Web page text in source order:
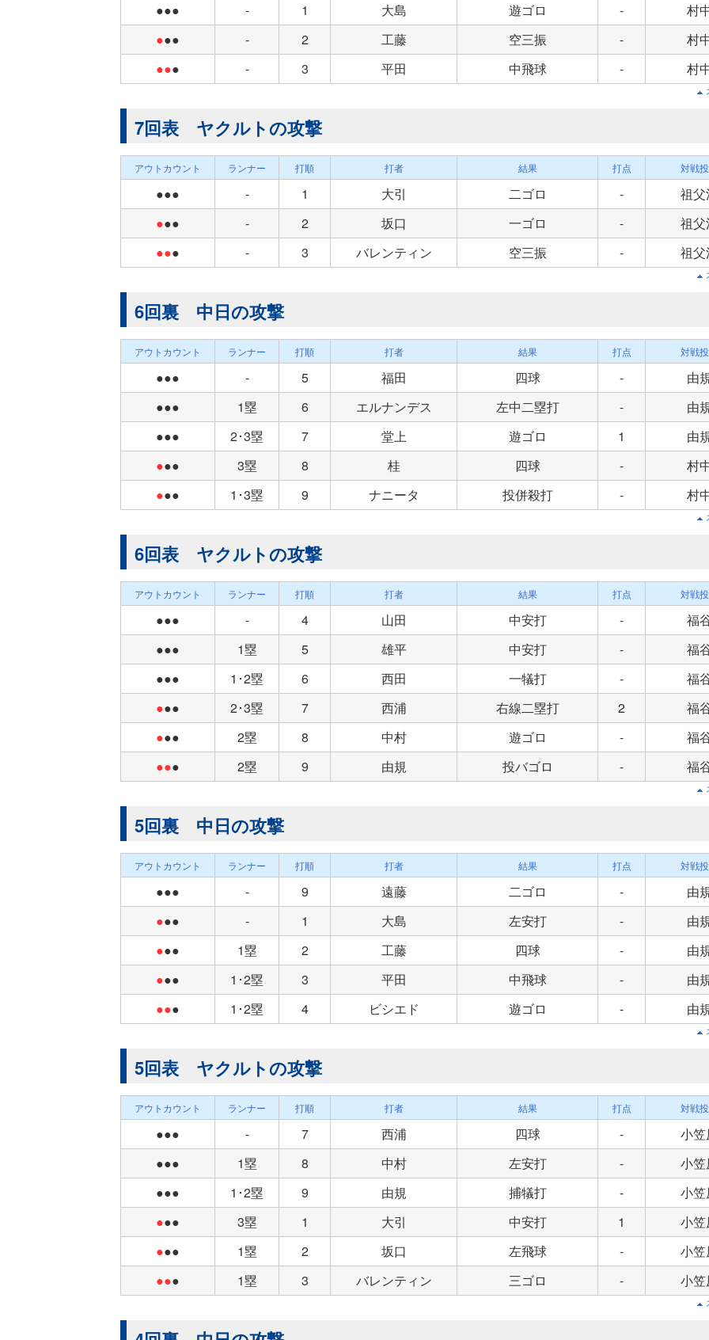
●●● - 1 大島 遊ゴロ -
村
●●● - 2 工藤 空三振 -
村
●●● - 3 平田 中飛球 - 村
7回表 ヤクルトの攻撃
アウトカウント ランナー 打順 打者 結果 打点 対戦
●●● - 1 大引 二ゴロ -
祖父
●●● - 2 坂口 一ゴロ -
祖父
●●● - 3 バレンティン 空三振 - 祖父
6回裏 中日の攻撃
アウトカウント ランナー 打順 打者 結果 打点 対戦
●●● - 5 福田 四球 -
由
●●●
1塁 6 エルナンデス 左中二塁打 -
由
●●●
2･3塁 7 堂上 遊ゴロ 1
由
●●● 3塁 8 桂 四球 -
村
●●● 1･3塁 9 ナニータ 投併殺打 - 村
6回表 ヤクルトの攻撃
アウトカウント ランナー 打順 打者 結果 打点 対戦
●●● - 4 山田 中安打 -
福
●●●
1塁 5 雄平 中安打 -
福
●●●
1･2塁 6 西田 一犠打 -
福
●●● 2･3塁 7 西浦 右線二塁打 2
福
●●● 2塁 8 中村 遊ゴロ -
福
●●● 2塁 9 由規 投バゴロ - 福
5回裏 中日の攻撃
アウトカウント ランナー 打順 打者 結果 打点 対戦
●●● - 9 遠藤 二ゴロ -
由
●●● - 1 大島 左安打 -
由
●●● 1塁 2 工藤 四球 -
由
●●● 1･2塁 3 平田 中飛球 -
由
●●● 1･2塁 4 ビシエド 遊ゴロ - 由
5回表 ヤクルトの攻撃
アウトカウント ランナー 打順 打者 結果 打点 対戦
●●● - 7 西浦 四球 -
小笠
●●●
1塁 8 中村 左安打 -
小笠
●●●
1･2塁 9 由規 捕犠打 -
小笠
●●● 3塁 1 大引 中安打 1
小笠
●●● 1塁 2 坂口 左飛球 -
小笠
●●● 1塁 3 バレンティン 三ゴロ - 小笠